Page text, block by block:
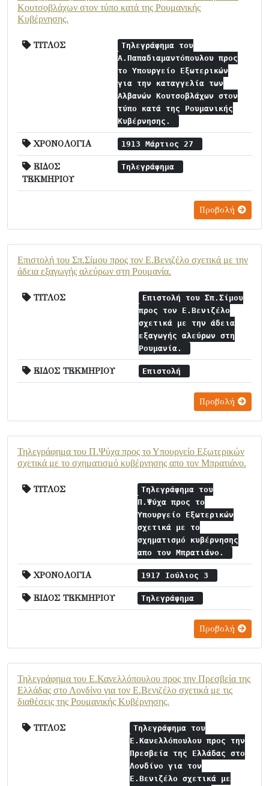
Κουτσοβλάχων στον τύπο κατά της Ρουμανικής
Κυβέρνησης.
ΤΙΤΛΟΣ
Τηλεγράφημα του
Α.Παπαδιαμαντόπουλου προς
το Υπουργείο Εξωτερικών
για την καταγγελία των
Αλβανών Κουτσοβλάχων στον
τύπο κατά της Ρουμανικής
Κυβέρνησης.
ΧΡΟΝΟΛΟΓΙΑ 1913 Μάρτιος 27
ΕΙΔΟΣ
ΤΕΚΜΗΡΙΟΥ
Τηλεγράφημα
Προβολή
Επιστολή του Σπ.Σίμου προς τον Ε.Βενιζέλο σχετικά με την
άδεια εξαγωγής αλεύρων στη Ρουμανία.
ΤΙΤΛΟΣ
Επιστολή του Σπ.Σίμου
προς τον Ε.Βενιζέλο
σχετικά με την άδεια
εξαγωγής αλεύρων στη
Ρουμανία.
ΕΙΔΟΣ ΤΕΚΜΗΡΙΟΥ Επιστολή
Προβολή
Τηλεγράφημα του Π.Ψύχα προς το Υπουργείο Εξωτερικών
σχετικά με το σχηματισμό κυβέρνησης απο τον Μπρατιάνο.
ΤΙΤΛΟΣ
Τηλεγράφημα του
Π.Ψύχα προς το
Υπουργείο Εξωτερικών
σχετικά με το
σχηματισμό κυβέρνησης
απο τον Μπρατιάνο.
ΧΡΟΝΟΛΟΓΙΑ 1917 Ιούλιος 3
ΕΙΔΟΣ ΤΕΚΜΗΡΙΟΥ Τηλεγράφημα
Προβολή
Τηλεγράφημα του Ε.Κανελλόπουλου προς την Πρεσβεία της
Ελλάδας στο Λονδίνο για τον Ε.Βενιζέλο σχετικά με τις
διαθέσεις της Ρουμανικής Κυβέρνησης.
ΤΙΤΛΟΣ
Τηλεγράφημα του
Ε.Κανελλόπουλου προς την
Πρεσβεία της Ελλάδας στο
Λονδίνο για τον
Ε.Βενιζέλο σχετικά με